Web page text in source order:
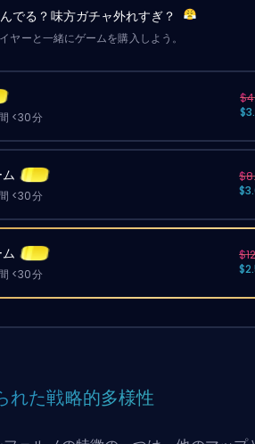
でる？味方ガチャ外れすぎ？
ヤーと一緒にゲームを購入しよう。
<30分
<30分
<30分
れた戦略的多様性